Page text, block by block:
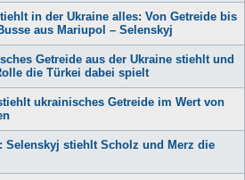
in der Ukraine alles: Von Getreide bis
aus Mariupol – Selenskyj
Getreide aus der Ukraine stiehlt und
die Türkei dabei spielt
ukrainisches Getreide im Wert von
Selenskyj stiehlt Scholz und Merz die